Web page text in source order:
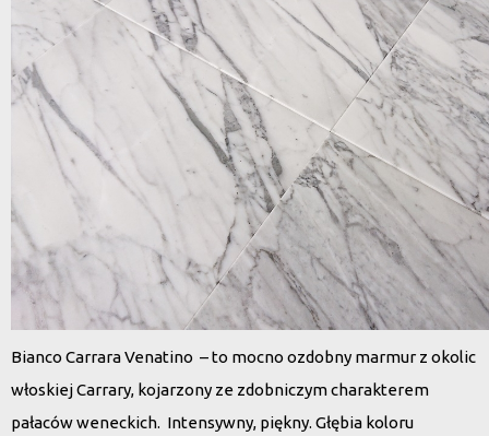
Bianco Carrara Venatino – to mocno ozdobny marmur z okolic
włoskiej Carrary, kojarzony ze zdobniczym charakterem
pałaców weneckich. Intensywny, piękny. Głębia koloru